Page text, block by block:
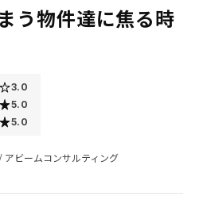
う物件達に焦る時
3.0
5.0
5.0
/ アビームコンサルティング